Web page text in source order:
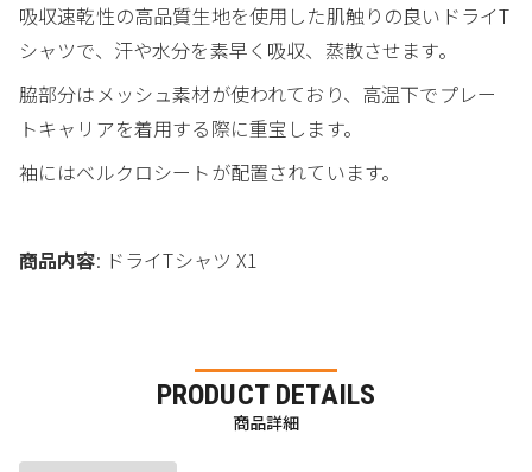
吸収速乾性の高品質生地を使用した肌触りの良いドライT
シャツで、汗や水分を素早く吸収、蒸散させます。
脇部分はメッシュ素材が使われており、高温下でプレー
トキャリアを着用する際に重宝します。
袖にはベルクロシートが配置されています。
商品内容: ドライTシャツ X1
PRODUCT DETAILS
商品詳細